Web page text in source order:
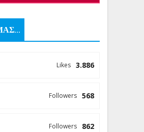
3.886
Likes
568
Followers
862
Followers